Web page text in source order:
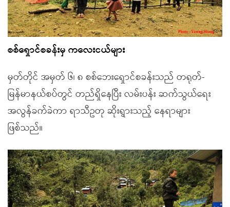
စစ်ရှောင်စခန်းမှ ကလေးငယ်များ
မှတ်တိုင် အမှတ် ၆၊ ၈ စစ်ဘေးရှောင်စခန်းသည် တရုတ်-
မြန်မာနယ်စပ်တွင် တည်ရှိနေပြီး လမ်းပန်း ဆက်သွယ်ရေး
အလွန်ခက်ခဲကာ ရာသီဥတု ဆိုးရွားသည့် နေရာများ
ဖြစ်သည်။